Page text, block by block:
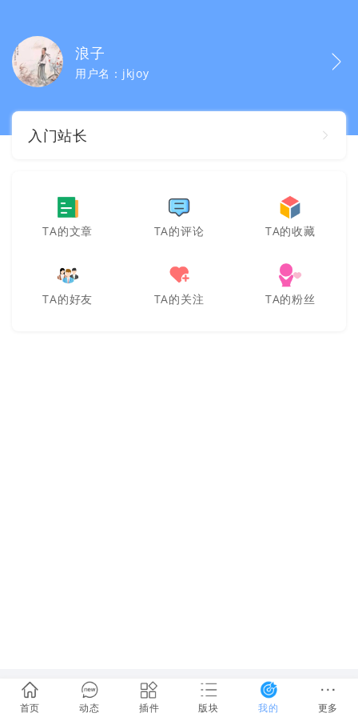
首页 动态 插件 版块 我的 更多
浪子
用户名：jkjoy
入门站长
TA的文章 TA的评论 TA的收藏
TA的好友 TA的关注 TA的粉丝